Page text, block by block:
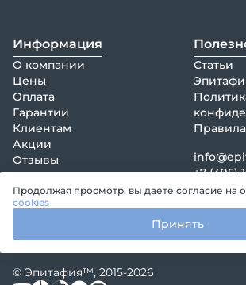
Информация
О компании
Цены
Оплата
Гарантии
Клиентам
Акции
Отзывы
Контакты
Статьи
+7 (495)
© Эпитафия™, 2015-2026
Продолжая просмотр, вы даете согласие на
cookies
Принять